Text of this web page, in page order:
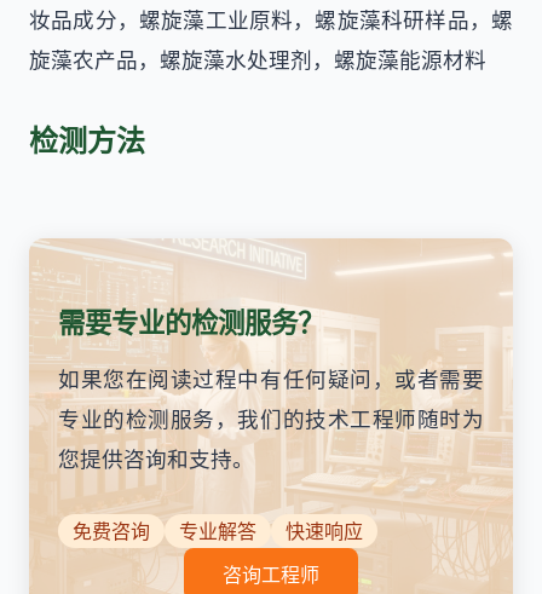
妆品成分，螺旋藻工业原料，螺旋藻科研样品，螺
旋藻农产品，螺旋藻水处理剂，螺旋藻能源材料
检测方法
需要专业的检测服务？
如果您在阅读过程中有任何疑问，或者需要
专业的检测服务，我们的技术工程师随时为
您提供咨询和支持。
免费咨询 专业解答
快速响应
咨询工程师